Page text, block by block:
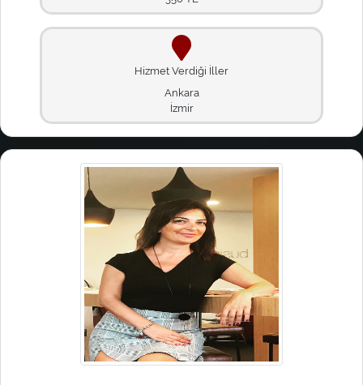
Hizmet Verdiği İller
Ankara
İzmir